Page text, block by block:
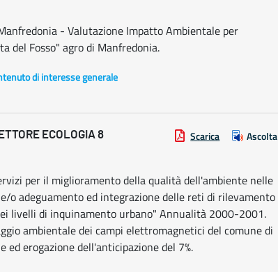
- Valutazione Impatto Ambientale per
del Fosso" agro di Manfredonia.
di interesse generale
ECOLOGIA 8
Scarica Ascolta
per il miglioramento della qualità dell'ambiente nelle
o adeguamento ed integrazione delle reti di rilevamento
livelli di inquinamento urbano" Annualità 2000-2001.
ambientale dei campi elettromagnetici del comune di
ed erogazione dell'anticipazione del 7%.